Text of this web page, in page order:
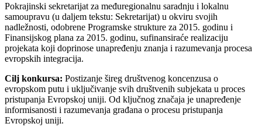
Pokrajinski sekretarijat za međuregionalnu saradnju i lokalnu
samoupravu (u daljem tekstu: Sekretarijat) u okviru svojih
nadležnosti, odobrene Programske strukture za 2015. godinu i
Finansijskog plana za 2015. godinu, sufinansiraće realizaciju
projekata koji doprinose unapređenju znanja i razumevanja procesa
evropskih integracija.
Cilj konkursa: Postizanje šireg društvenog koncenzusa o
evropskom putu i uključivanje svih društvenih subjekata u proces
pristupanja Evropskoj uniji. Od ključnog značaja je unapređenje
informisanosti i razumevanja građana o procesu pristupanja
Evropskoj uniji.